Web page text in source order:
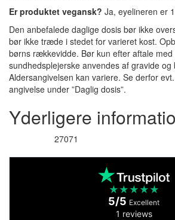
Er produktet vegansk? Ja, eyelineren er
Den anbefalede daglige dosis bør ikke
bør ikke træde i stedet for varieret kost.
børns rækkevidde. Bør kun efter aftale
sundhedsplejerske anvendes af gravide og
Aldersangivelsen kan variere. Se derfor
angivelse under ”Daglig dosis”.
Yderligere
27071
★ ★ ★ ★ ★
5/5 Excellent
1 reviews